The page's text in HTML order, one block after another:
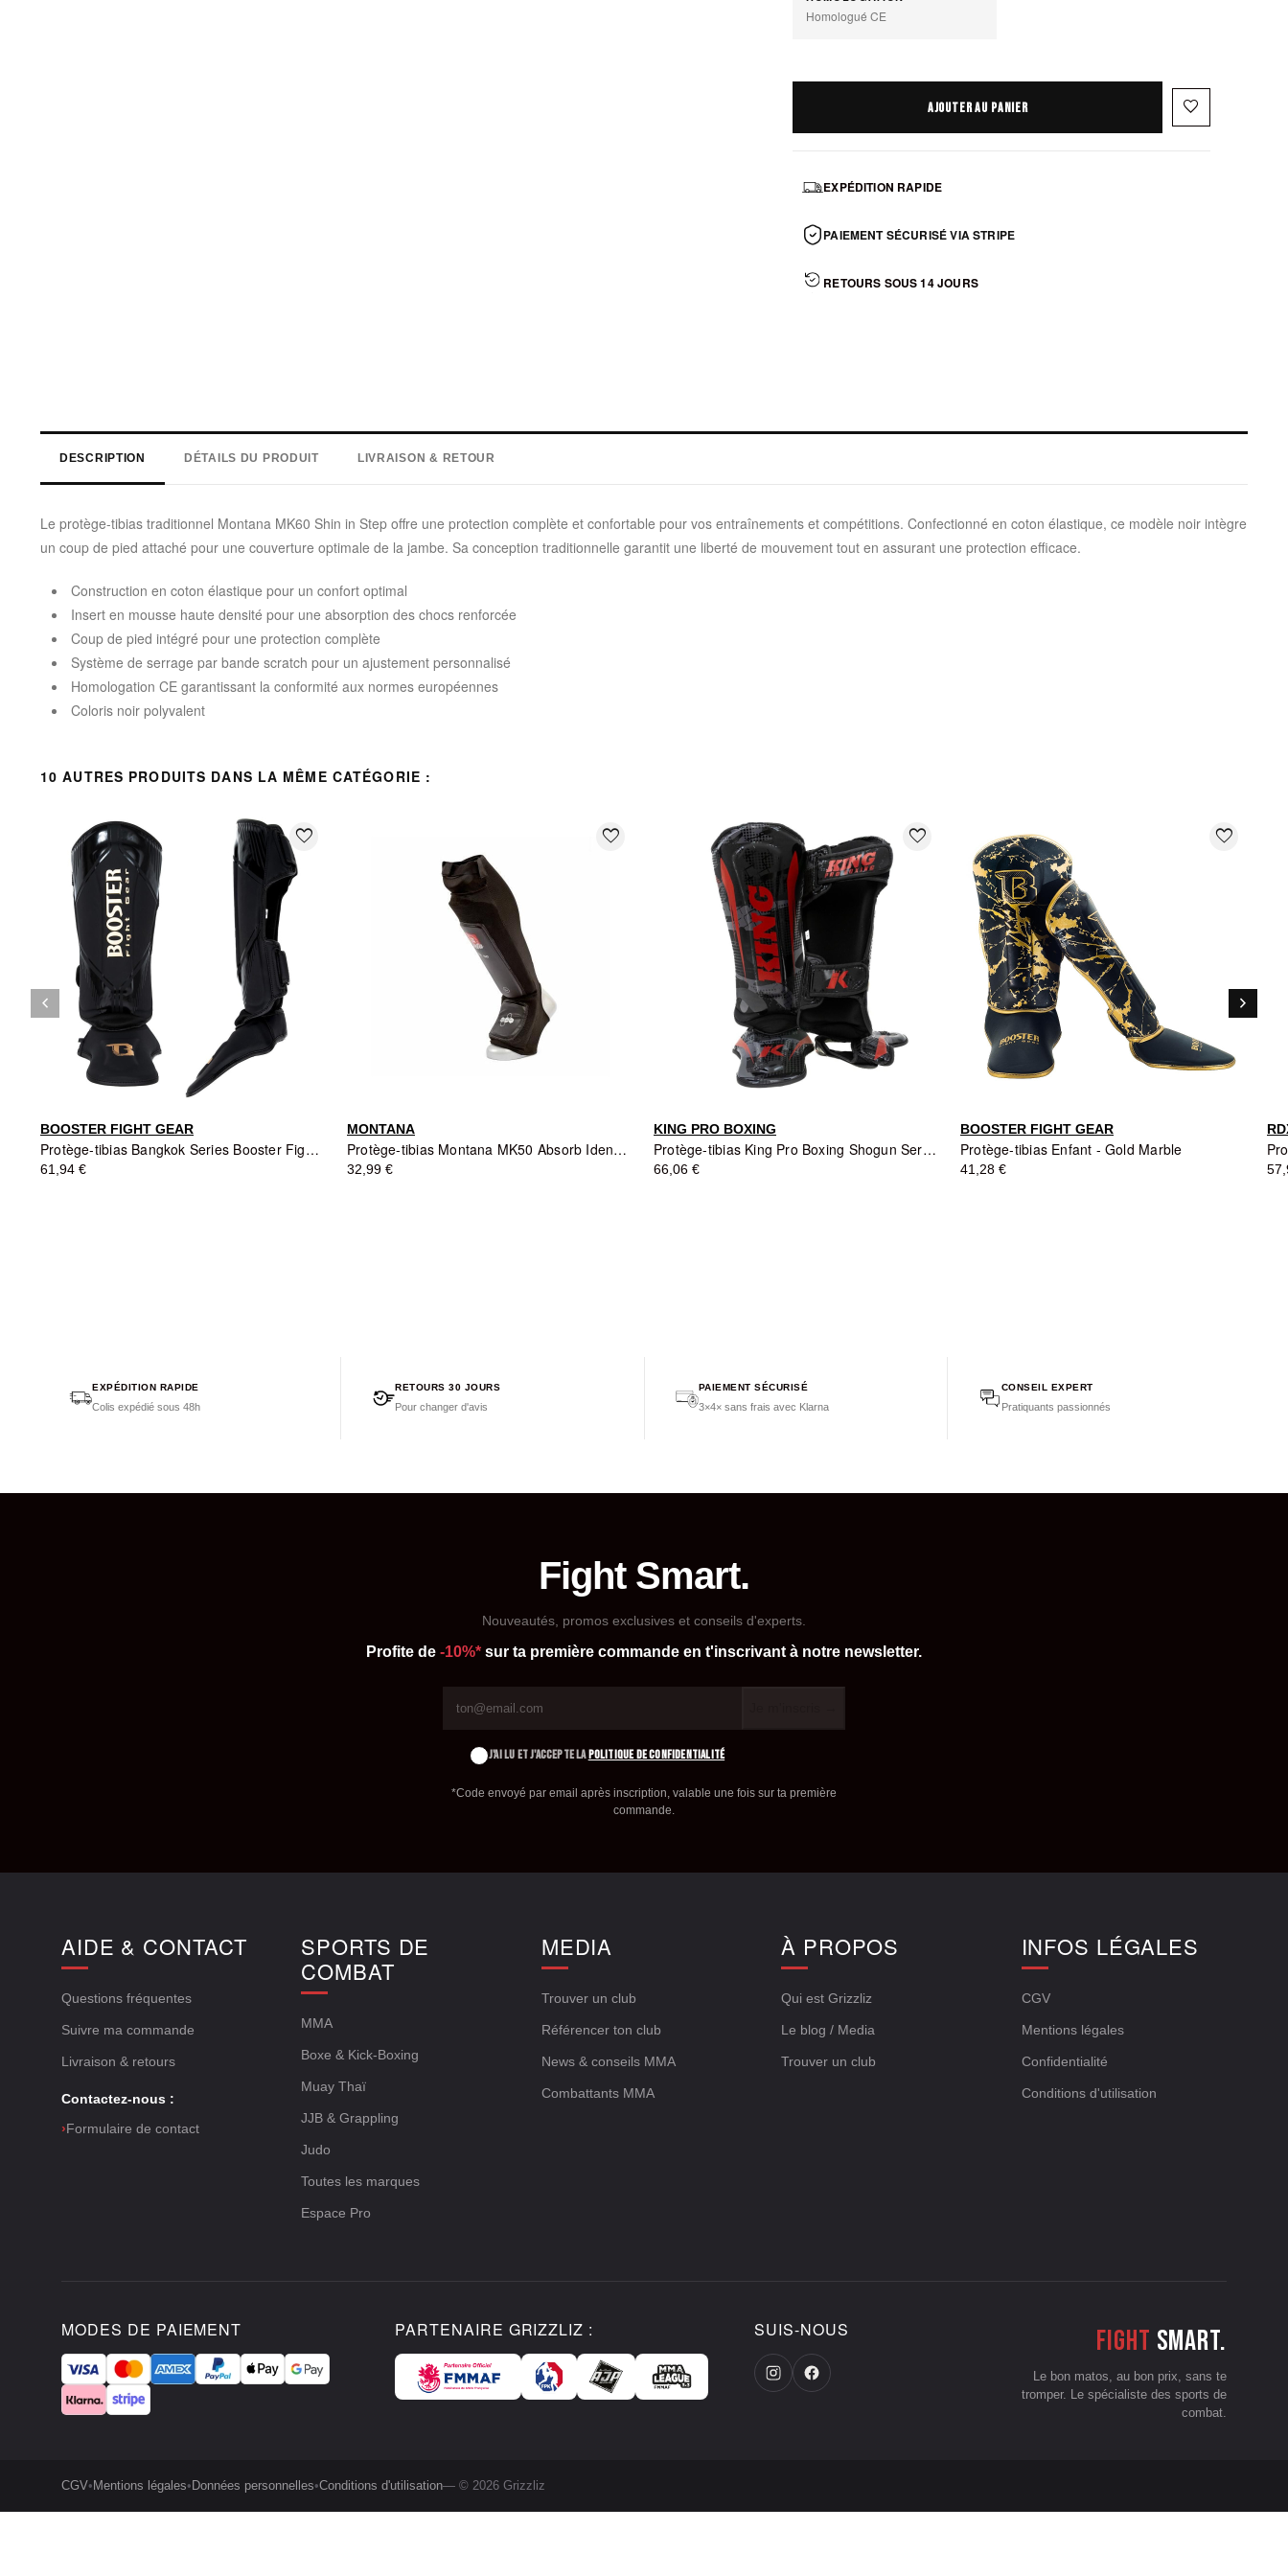
Homologué CE
AJOUTER AU PANIER favorite_border
EXPÉDITION RAPIDE
PAIEMENT SÉCURISÉ VIA STRIPE
RETOURS SOUS 14 JOURS
DESCRIPTION DÉTAILS DU PRODUIT LIVRAISON & RETOUR
Le protège-tibias traditionnel Montana MK60 Shin in Step offre une protection complète et confortable pour vos entraînements et compétitions. Confectionné en coton élastique, ce modèle noir intègre
un coup de pied attaché pour une couverture optimale de la jambe. Sa conception traditionnelle garantit une liberté de mouvement tout en assurant une protection efficace.
Construction en coton élastique pour un confort optimal
Insert en mousse haute densité pour une absorption des chocs renforcée
Coup de pied intégré pour une protection complète
Système de serrage par bande scratch pour un ajustement personnalisé
Homologation CE garantissant la conformité aux normes européennes
Coloris noir polyvalent
10 AUTRES PRODUITS DANS LA MÊME CATÉGORIE :
favorite_border
BOOSTER FIGHT GEAR
Protège-tibias Bangkok Series Booster Fight Gear - Noir
61,94 €
favorite_border
MONTANA
Protège-tibias Montana MK50 Absorb Identity - Noir
32,99 €
favorite_border
KING PRO BOXING
Protège-tibias King Pro Boxing Shogun Series - Noir/Rouge/Gris
66,06 €
favorite_border
BOOSTER FIGHT GEAR
Protège-tibias Enfant - Gold Marble
41,28 €
Précédent
keyboard_arrow_left Suivant
keyboard_arrow_right
EXPÉDITION RAPIDE
Colis expédié sous 48h
RETOURS 30 JOURS
Pour changer d'avis
PAIEMENT SÉCURISÉ
3×4× sans frais avec Klarna
CONSEIL EXPERT
Pratiquants passionnés
Fight Smart.
Nouveautés, promos exclusives et conseils d'experts.
Profite de -10%* sur ta première commande en t'inscrivant à notre newsletter.
J'AI LU ET J'ACCEPTE LAPOLITIQUE DE CONFIDENTIALITÉ
*Code envoyé par email après inscription, valable une fois sur ta première
commande.
AIDE & CONTACT
Questions fréquentes
Suivre ma commande
Livraison & retours
Contactez-nous :
›Formulaire de contact
SPORTS DE
COMBAT
MMA
Boxe & Kick-Boxing
Muay Thaï
JJB & Grappling
Judo
Toutes les marques
Espace Pro
MEDIA
Trouver un club
Référencer ton club
News & conseils MMA
Combattants MMA
À PROPOS
Qui est Grizzliz
Le blog / Media
Trouver un club
INFOS LÉGALES
CGV
Mentions légales
Confidentialité
Conditions d'utilisation
MODES DE PAIEMENT PARTENAIRE GRIZZLIZ : SUIS-NOUS Fight smart.
Le bon matos, au bon prix, sans te
tromper. Le spécialiste des sports de
combat.
CGV• Mentions légales• Données personnelles•Conditions d'utilisation— © 2026 Grizzliz